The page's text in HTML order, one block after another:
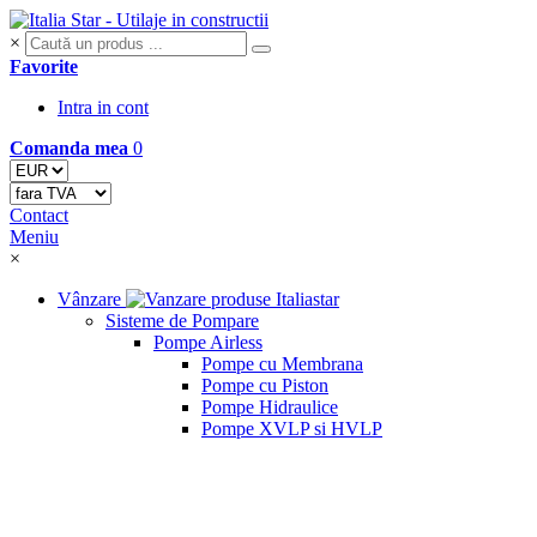
×
Favorite
Intra in cont
Comanda mea 0
Contact
Meniu
×
Vânzare
Sisteme de Pompare
Pompe Airless
Pompe cu Membrana
Pompe cu Piston
Pompe Hidraulice
Pompe XVLP si HVLP